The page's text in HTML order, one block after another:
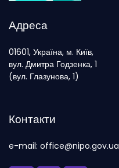
Адреса
01601, Україна, м. Київ,
вул. Дмитра Годзенка, 1
(вул. Глазунова, 1)
Контакти
e-mail: office@nipo.gov.ua